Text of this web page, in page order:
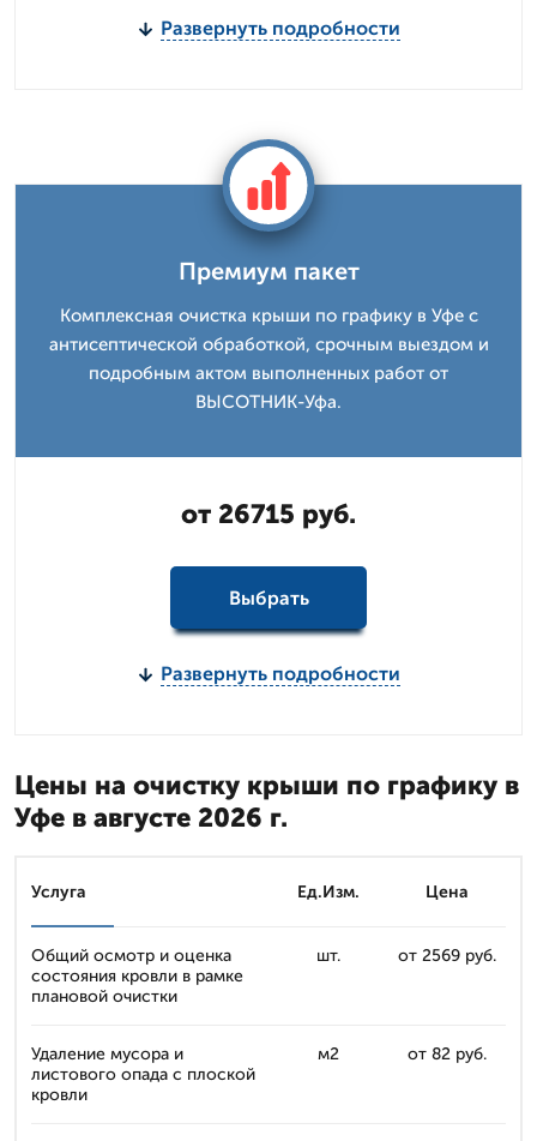
Развернуть подробности
Премиум пакет
Комплексная очистка крыши по графику в Уфе с
антисептической обработкой, срочным выездом и
подробным актом выполненных работ от
ВЫСОТНИК-Уфа.
от 26715 руб.
Выбрать
Развернуть подробности
Цены на очистку крыши по графику в
Уфе в августе 2026 г.
Услуга Ед.Изм. Цена
Общий осмотр и оценка
состояния кровли в рамке
плановой очистки
шт. от 2569 руб.
Удаление мусора и
листового опада с плоской
кровли
м2 от 82 руб.